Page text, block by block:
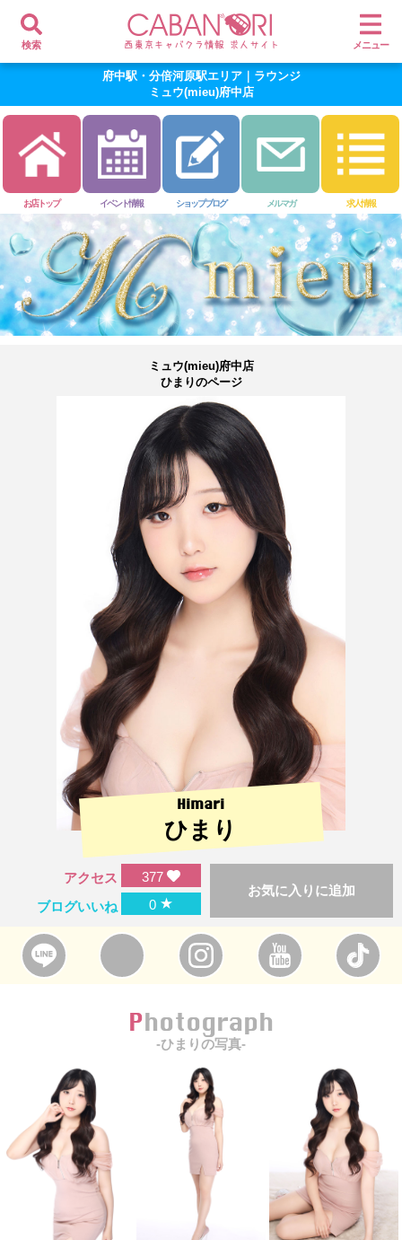
検索 メニュー
府中駅・分倍河原駅エリア｜ラウンジ
ミュウ(mieu)府中店
お店トップ イベント情報 ショップブログ メルマガ 求人情報
ミュウ(mieu)府中店
ひまりのページ
Himari
ひまり
アクセス
377
ブログいいね
0 ★
お気に入りに追加
Photograph
-ひまりの写真-